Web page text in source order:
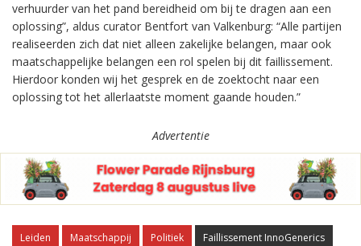
verhuurder van het pand bereidheid om bij te dragen aan een
oplossing”, aldus curator Bentfort van Valkenburg: “Alle partijen
realiseerden zich dat niet alleen zakelijke belangen, maar ook
maatschappelijke belangen een rol spelen bij dit faillissement.
Hierdoor konden wij het gesprek en de zoektocht naar een
oplossing tot het allerlaatste moment gaande houden.”
Advertentie
Leiden Maatschappij Politiek Faillissement InnoGenerics